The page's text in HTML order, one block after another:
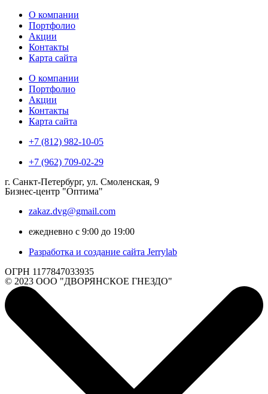
О компании
Портфолио
Акции
Контакты
Карта сайта
О компании
Портфолио
Акции
Контакты
Карта сайта
+7 (812) 982-10-05
+7 (962) 709-02-29
г. Санкт-Петербург, ул. Смоленская, 9
Бизнес-центр "Оптима"
zakaz.dvg@gmail.com
ежедневно с 9:00 до 19:00
Разработка и создание сайта Jerrylab
ОГРН 1177847033935
© 2023 ООО "ДВОРЯНСКОЕ ГНЕЗДО"